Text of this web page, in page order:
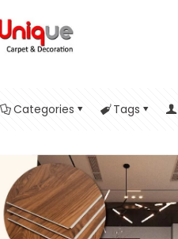
Categories Tags